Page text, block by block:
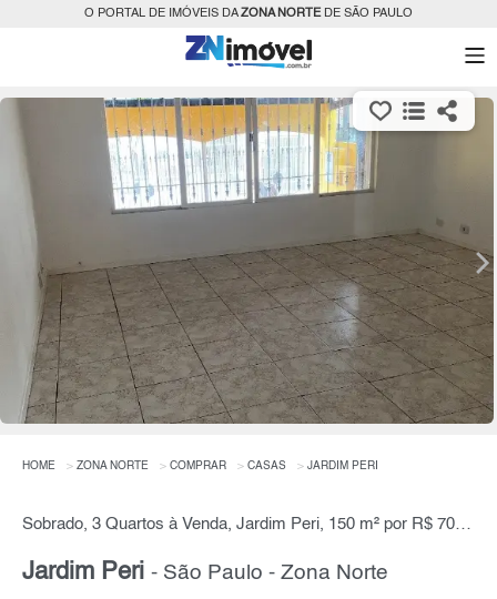
O PORTAL DE IMÓVEIS DAZONA NORTEDE SÃO PAULO
HOME ZONA NORTE COMPRAR CASAS JARDIM PERI
Sobrado, 3 Quartos à Venda, Jardim Peri, 150 m² por R$ 700.000,00
Jardim Peri - São Paulo - Zona Norte